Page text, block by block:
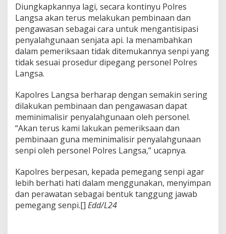
Diungkapkannya lagi, secara kontinyu Polres
Langsa akan terus melakukan pembinaan dan
pengawasan sebagai cara untuk mengantisipasi
penyalahgunaan senjata api. Ia menambahkan
dalam pemeriksaan tidak ditemukannya senpi yang
tidak sesuai prosedur dipegang personel Polres
Langsa.
Kapolres Langsa berharap dengan semakin sering
dilakukan pembinaan dan pengawasan dapat
meminimalisir penyalahgunaan oleh personel.
“Akan terus kami lakukan pemeriksaan dan
pembinaan guna meminimalisir penyalahgunaan
senpi oleh personel Polres Langsa,” ucapnya.
Kapolres berpesan, kepada pemegang senpi agar
lebih berhati hati dalam menggunakan, menyimpan
dan perawatan sebagai bentuk tanggung jawab
pemegang senpi.[] Edd/L24